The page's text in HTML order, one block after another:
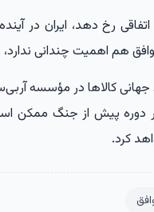
رخ دهد، ایران در
هم اهمیت چندانی ندارد،
جهانی کالاها در مؤسسه
دوره پیش از جنگ ممکن
کرد.